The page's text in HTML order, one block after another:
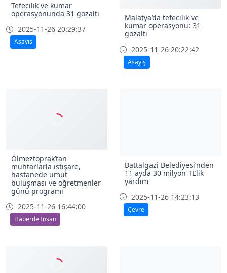
Tefecilik ve kumar
operasyonunda 31 gözaltı
2025-11-26 20:29:37
Asayiş
Malatya’da tefecilik ve
kumar operasyonu: 31
gözaltı
2025-11-26 20:22:42
Asayiş
Ölmeztoprak’tan
muhtarlarla istişare,
hastanede umut
buluşması ve öğretmenler
günü programı
2025-11-26 16:44:00
Haberde İnsan
Battalgazi Belediyesi’nden
11 ayda 30 milyon TL’lik
yardım
2025-11-26 14:23:13
Çevre